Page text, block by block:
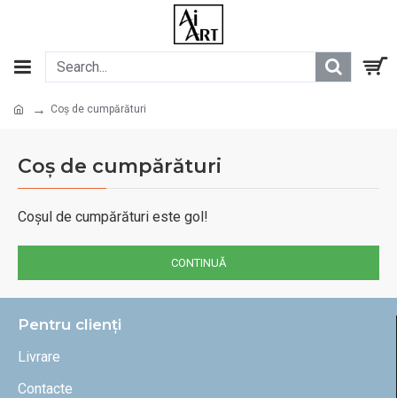
Coș de cumpărături
Coș de cumpărături
Coșul de cumpărături este gol!
CONTINUĂ
Pentru clienți
Livrare
Contacte